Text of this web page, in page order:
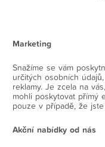
Marketing
Snažíme se vám
určitých osobních
reklamy. Je zcela na
mohli poskytovat přímý
pouze v případě, že
Akční nabídky od nás